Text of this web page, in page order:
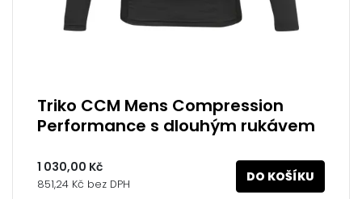
Triko CCM Mens Compression
Performance s dlouhým rukávem
1 030,00 Kč
851,24 Kč bez DPH DO KOŠÍKU